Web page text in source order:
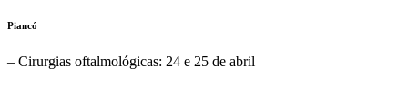
Piancó
– Cirurgias oftalmológicas: 24 e 25 de abril